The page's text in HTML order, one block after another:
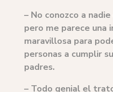
– No conozco a
pero me parece una
maravillosa para
personas a cumplir
padres.
– Todo genial el